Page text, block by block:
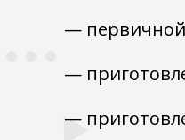
— первичной
—
—